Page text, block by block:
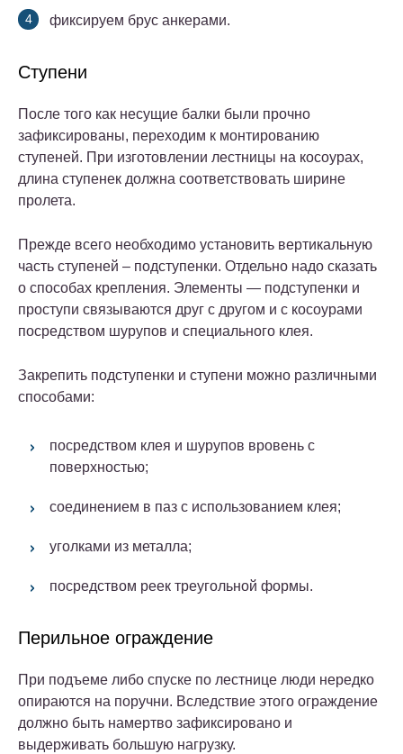
фиксируем брус анкерами.
Ступени
После того как несущие балки были прочно
зафиксированы, переходим к монтированию
ступеней. При изготовлении лестницы на косоурах,
длина ступенек должна соответствовать ширине
пролета.
Прежде всего необходимо установить вертикальную
часть ступеней – подступенки. Отдельно надо сказать
о способах крепления. Элементы — подступенки и
проступи связываются друг с другом и с косоурами
посредством шурупов и специального клея.
Закрепить подступенки и ступени можно различными
способами:
посредством клея и шурупов вровень с
поверхностью;
соединением в паз с использованием клея;
уголками из металла;
посредством реек треугольной формы.
Перильное ограждение
При подъеме либо спуске по лестнице люди нередко
опираются на поручни. Вследствие этого ограждение
должно быть намертво зафиксировано и
выдерживать большую нагрузку.